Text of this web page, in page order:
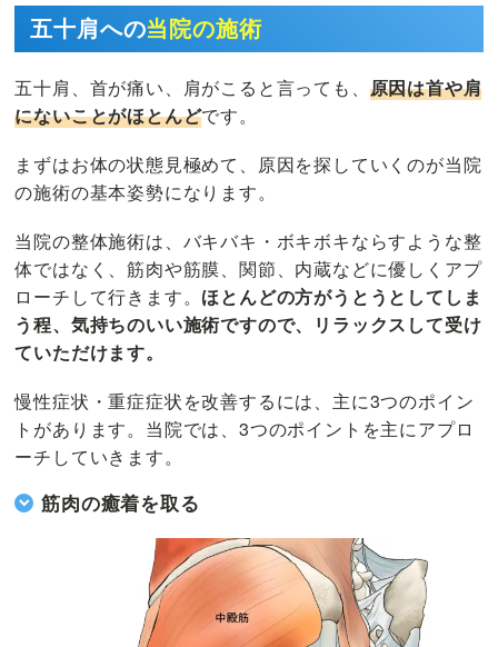
五十肩への当院の施術
五十肩、首が痛い、肩がこると言っても、 原因は首や肩
にないことがほとんどです。
まずはお体の状態見極めて、原因を探していくのが当院
の施術の基本姿勢になります。
当院の整体施術は、バキバキ・ボキボキならすような整
体ではなく、筋肉や筋膜、関節、内蔵などに優しくアプ
ローチして行きます。 ほとんどの方がうとうとしてしま
う程、気持ちのいい施術ですので、リラックスして受け
ていただけます。
慢性症状・重症症状を改善するには、主に3つのポイン
トがあります。当院では、3つのポイントを主にアプロ
ーチしていきます。
筋肉の癒着を取る